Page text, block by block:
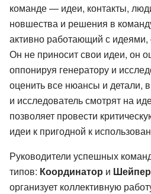
команде — идеи, контакты,
новшества и решения в
активно работающий с
Он не приносит свои идеи, он
оппонируя генератору и
оценить все нюансы и детали,
и исследователь смотрят на
позволяет провести
идеи к пригодной к
Руководители успешных
типов: Координатор и Шейпер
организует коллективную